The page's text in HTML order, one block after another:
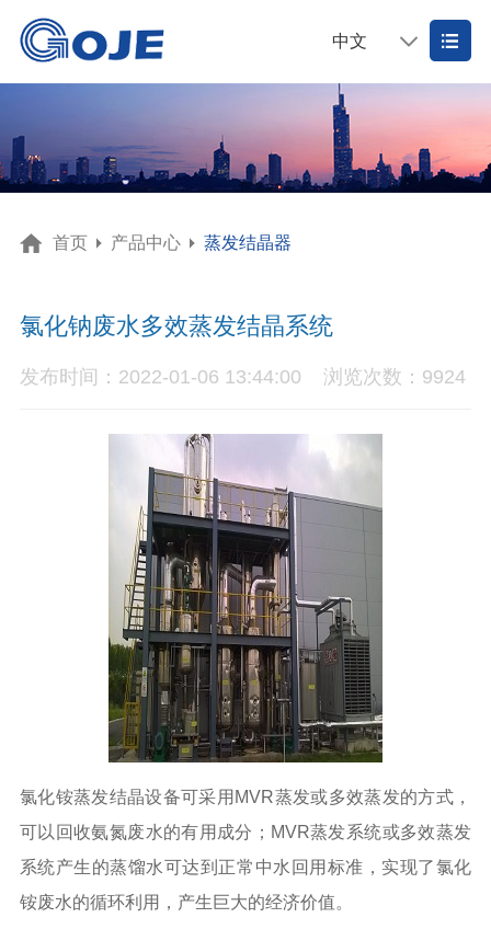
中文
首页 产品中心 蒸发结晶器
氯化钠废水多效蒸发结晶系统
发布时间：2022-01-06 13:44:00 浏览次数：9924
氯化铵蒸发结晶设备可采用MVR蒸发或多效蒸发的方式，
可以回收氨氮废水的有用成分；MVR蒸发系统或多效蒸发
系统产生的蒸馏水可达到正常中水回用标准，实现了氯化
铵废水的循环利用，产生巨大的经济价值。